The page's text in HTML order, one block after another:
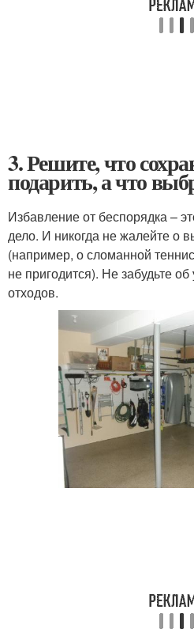
3. Решите, что
подарить, а что
Избавление от беспорядка –
дело. И никогда не жалейте о
(например, о сломанной
не пригодится). Не забудьте
отходов.